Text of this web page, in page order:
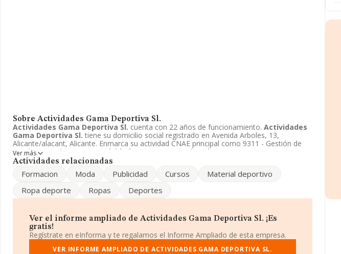
Sobre Actividades Gama Deportiva Sl.
Actividades Gama Deportiva Sl. cuenta con 22 años de funcionamiento. Actividades
Gama Deportiva Sl. tiene su domicilio social registrado en Avenida Arboles, 13,
Alicante/alacant, Alicante. Enmarca su actividad CNAE principal como 9311 - Gestión de
instalaciones deportivas.
Actividades Gama Deportiva Sl.
Sociedad limitada.
Ver más
Actividades relacionadas
Formacion Moda Publicidad Cursos
Material deportivo
Ropa deporte
Ropas Deportes
Ver el informe ampliado de Actividades Gama Deportiva Sl. ¡Es
gratis!
Regístrate en eInforma y te regalamos el Informe Ampliado de esta empresa.
VER INFORME AMPLIADO DE ACTIVIDADES GAMA DEPORTIVA SL.